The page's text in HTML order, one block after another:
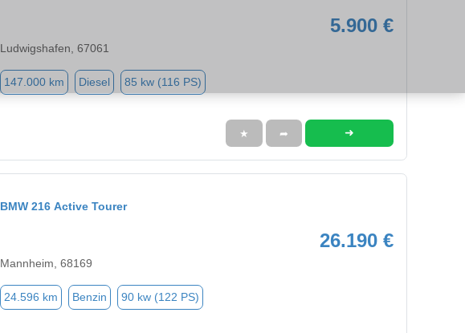
5.900 €
Ludwigshafen, 67061
147.000 km Diesel 85 kw (116 PS)
★ ➦ ➜
BMW 216 Active Tourer
26.190 €
Mannheim, 68169
24.596 km Benzin 90 kw (122 PS)